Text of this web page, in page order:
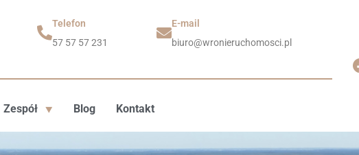
Telefon
57 57 57 231
E-mail
biuro@wronieruchomosci.pl
Zespół Blog Kontakt